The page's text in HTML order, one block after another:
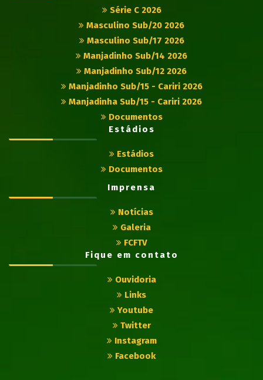
Série C 2026
Masculino Sub/20 2026
Masculino Sub/17 2026
Manjadinho Sub/14 2026
Manjadinho Sub/12 2026
Manjadinho Sub/15 - Cariri 2026
Manjadinha Sub/15 - Cariri 2026
Documentos
Estádios
Estádios
Documentos
Imprensa
Notícias
Galeria
FCFTV
Fique em contato
Ouvidoria
Links
Youtube
Twitter
Instagram
Facebook